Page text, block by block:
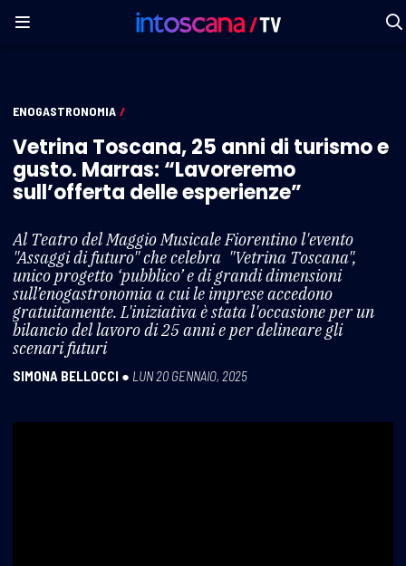
ENOGASTRONOMIA /
Vetrina Toscana, 25 anni di turismo e
gusto. Marras: “Lavoreremo
sull’offerta delle esperienze”
Al Teatro del Maggio Musicale Fiorentino l'evento
"Assaggi di futuro" che celebra "Vetrina Toscana",
unico progetto ‘pubblico’ e di grandi dimensioni
sull’enogastronomia a cui le imprese accedono
gratuitamente. L'iniziativa è stata l'occasione per un
bilancio del lavoro di 25 anni e per delineare gli
scenari futuri
SIMONA BELLOCCI ● LUN 20 GENNAIO, 2025